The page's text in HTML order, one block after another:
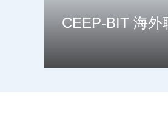
CEEP-BIT 海外